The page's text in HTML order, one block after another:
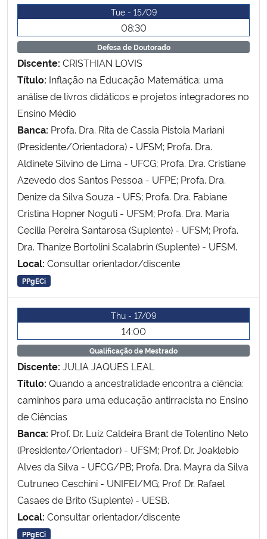
Tue - 15/09
08:30
Defesa de Doutorado
Discente: CRISTHIAN LOVIS
Título: Inflação na Educação Matemática: uma
análise de livros didáticos e projetos integradores no
Ensino Médio
Banca: Profa. Dra. Rita de Cassia Pistoia Mariani
(Presidente/Orientadora) - UFSM; Profa. Dra.
Aldinete Silvino de Lima - UFCG; Profa. Dra. Cristiane
Azevedo dos Santos Pessoa - UFPE; Profa. Dra.
Denize da Silva Souza - UFS; Profa. Dra. Fabiane
Cristina Hopner Noguti - UFSM; Profa. Dra. Maria
Cecilia Pereira Santarosa (Suplente) - UFSM; Profa.
Dra. Thanize Bortolini Scalabrin (Suplente) - UFSM.
Local: Consultar orientador/discente
PPgECi
Thu - 17/09
14:00
Qualificação de Mestrado
Discente: JULIA JAQUES LEAL
Título: Quando a ancestralidade encontra a ciência:
caminhos para uma educação antirracista no Ensino
de Ciências
Banca: Prof. Dr. Luiz Caldeira Brant de Tolentino Neto
(Presidente/Orientador) - UFSM; Prof. Dr. Joaklebio
Alves da Silva - UFCG/PB; Profa. Dra. Mayra da Silva
Cutruneo Ceschini - UNIFEI/MG; Prof. Dr. Rafael
Casaes de Brito (Suplente) - UESB.
Local: Consultar orientador/discente
PPgECi